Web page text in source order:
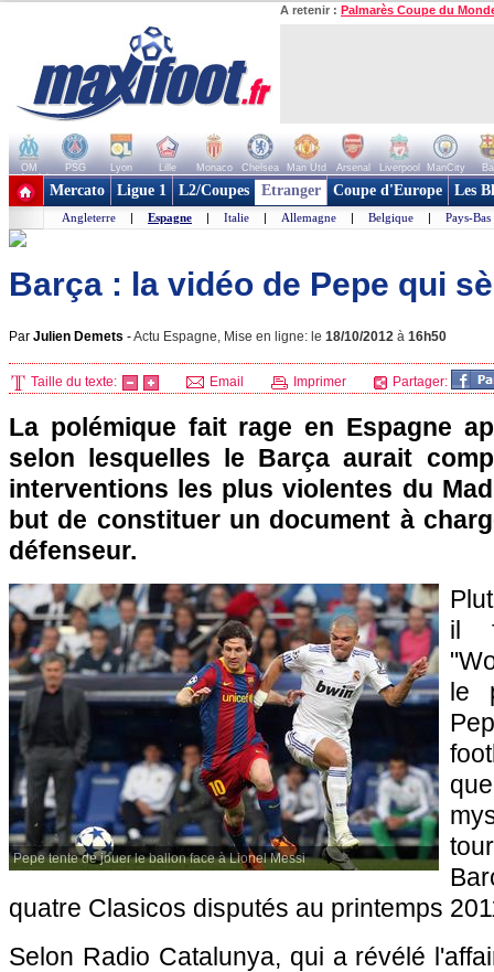
A retenir : Palmarès Coupe du
OM PSG Lyon Lille Monaco Chelsea Man Utd Arsenal Liverpool ManCity
+ de clubs
Mercato Ligue 1 L2/Coupes Etranger Coupe d'Europe Les
Angleterre | Espagne | Italie | Allemagne | Belgique | Pays-Bas
Barça : la vidéo de Pepe qui
Par Julien Demets -Actu Espagne, Mise en ligne: le 18/10/2012 à 16h50
Taille du texte: Email Imprimer Partager:
La polémique fait rage en Espagne
selon lesquelles le Barça aurait
interventions les plus violentes du
but de constituer un document à
défenseur.
Pepe tente de jouer le ballon face à Lionel Messi
il
le
quatre Clasicos disputés au printemps
Selon Radio Catalunya, qui a révélé